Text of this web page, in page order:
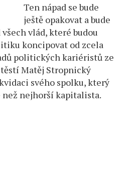
Ten nápad se bude
ještě opakovat a bude
vlád, které budou
koncipovat od zcela
politických kariéristů ze
Matěj Stropnický
svého spolku, který
nejhorší kapitalista.